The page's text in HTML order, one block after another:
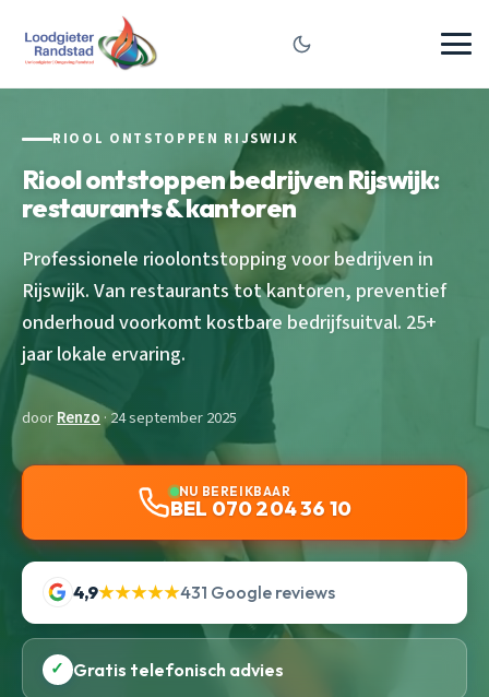
RIOOL ONTSTOPPEN RIJSWIJK
Riool ontstoppen bedrijven Rijswijk:
restaurants & kantoren
Professionele rioolontstopping voor bedrijven in
Rijswijk. Van restaurants tot kantoren, preventief
onderhoud voorkomt kostbare bedrijfsuitval. 25+
jaar lokale ervaring.
doorRenzo· 24 september 2025
NU BEREIKBAAR
BEL 070 204 36 10
4,9★★★★★431 Google reviews
✓ Gratis telefonisch advies